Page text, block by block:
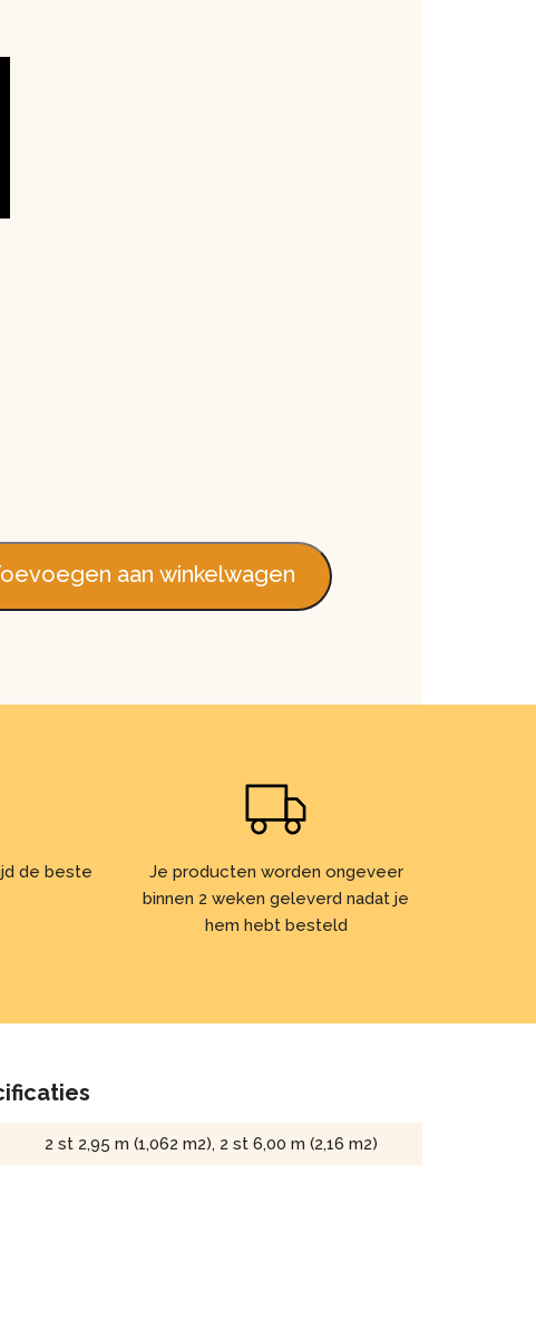
600cm aantal
aan winkelwagen
de beste
Je producten worden ongeveer
binnen 2 weken geleverd nadat je
hem hebt besteld
2 st 2,95 m (1,062 m2), 2 st 6,00 m (2,16 m2)